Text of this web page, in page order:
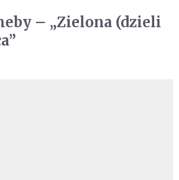
– „Zielona (dzieli